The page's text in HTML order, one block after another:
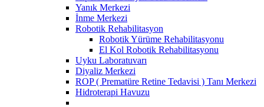
Yanık Merkezi
İnme Merkezi
Robotik Rehabilitasyon
Robotik Yürüme Rehabilitasyonu
El Kol Robotik Rehabilitasyonu
Uyku Laboratuvarı
Diyaliz Merkezi
ROP ( Prematüre Retine Tedavisi ) Tanı Merkezi
Hidroterapi Havuzu